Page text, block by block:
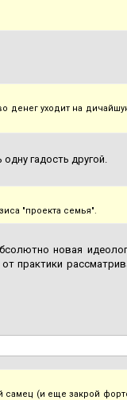
уходит на
гадость другой.
"проекта семья".
новая
практики
(и еще закрой